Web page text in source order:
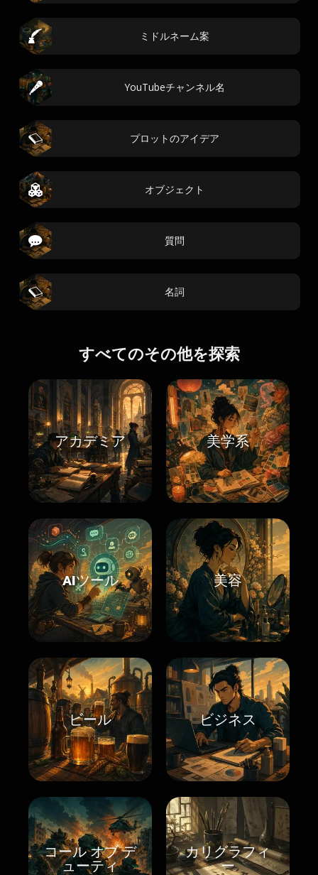
ミドルネーム案
YouTubeチャンネル名
プロットのアイデア
オブジェクト
質問
名詞
すべてのその他を探索
アカデミア 美学系
AIツール 美容
ビール ビジネス
コール オブ デ
ューティ
カリグラフィ
ー